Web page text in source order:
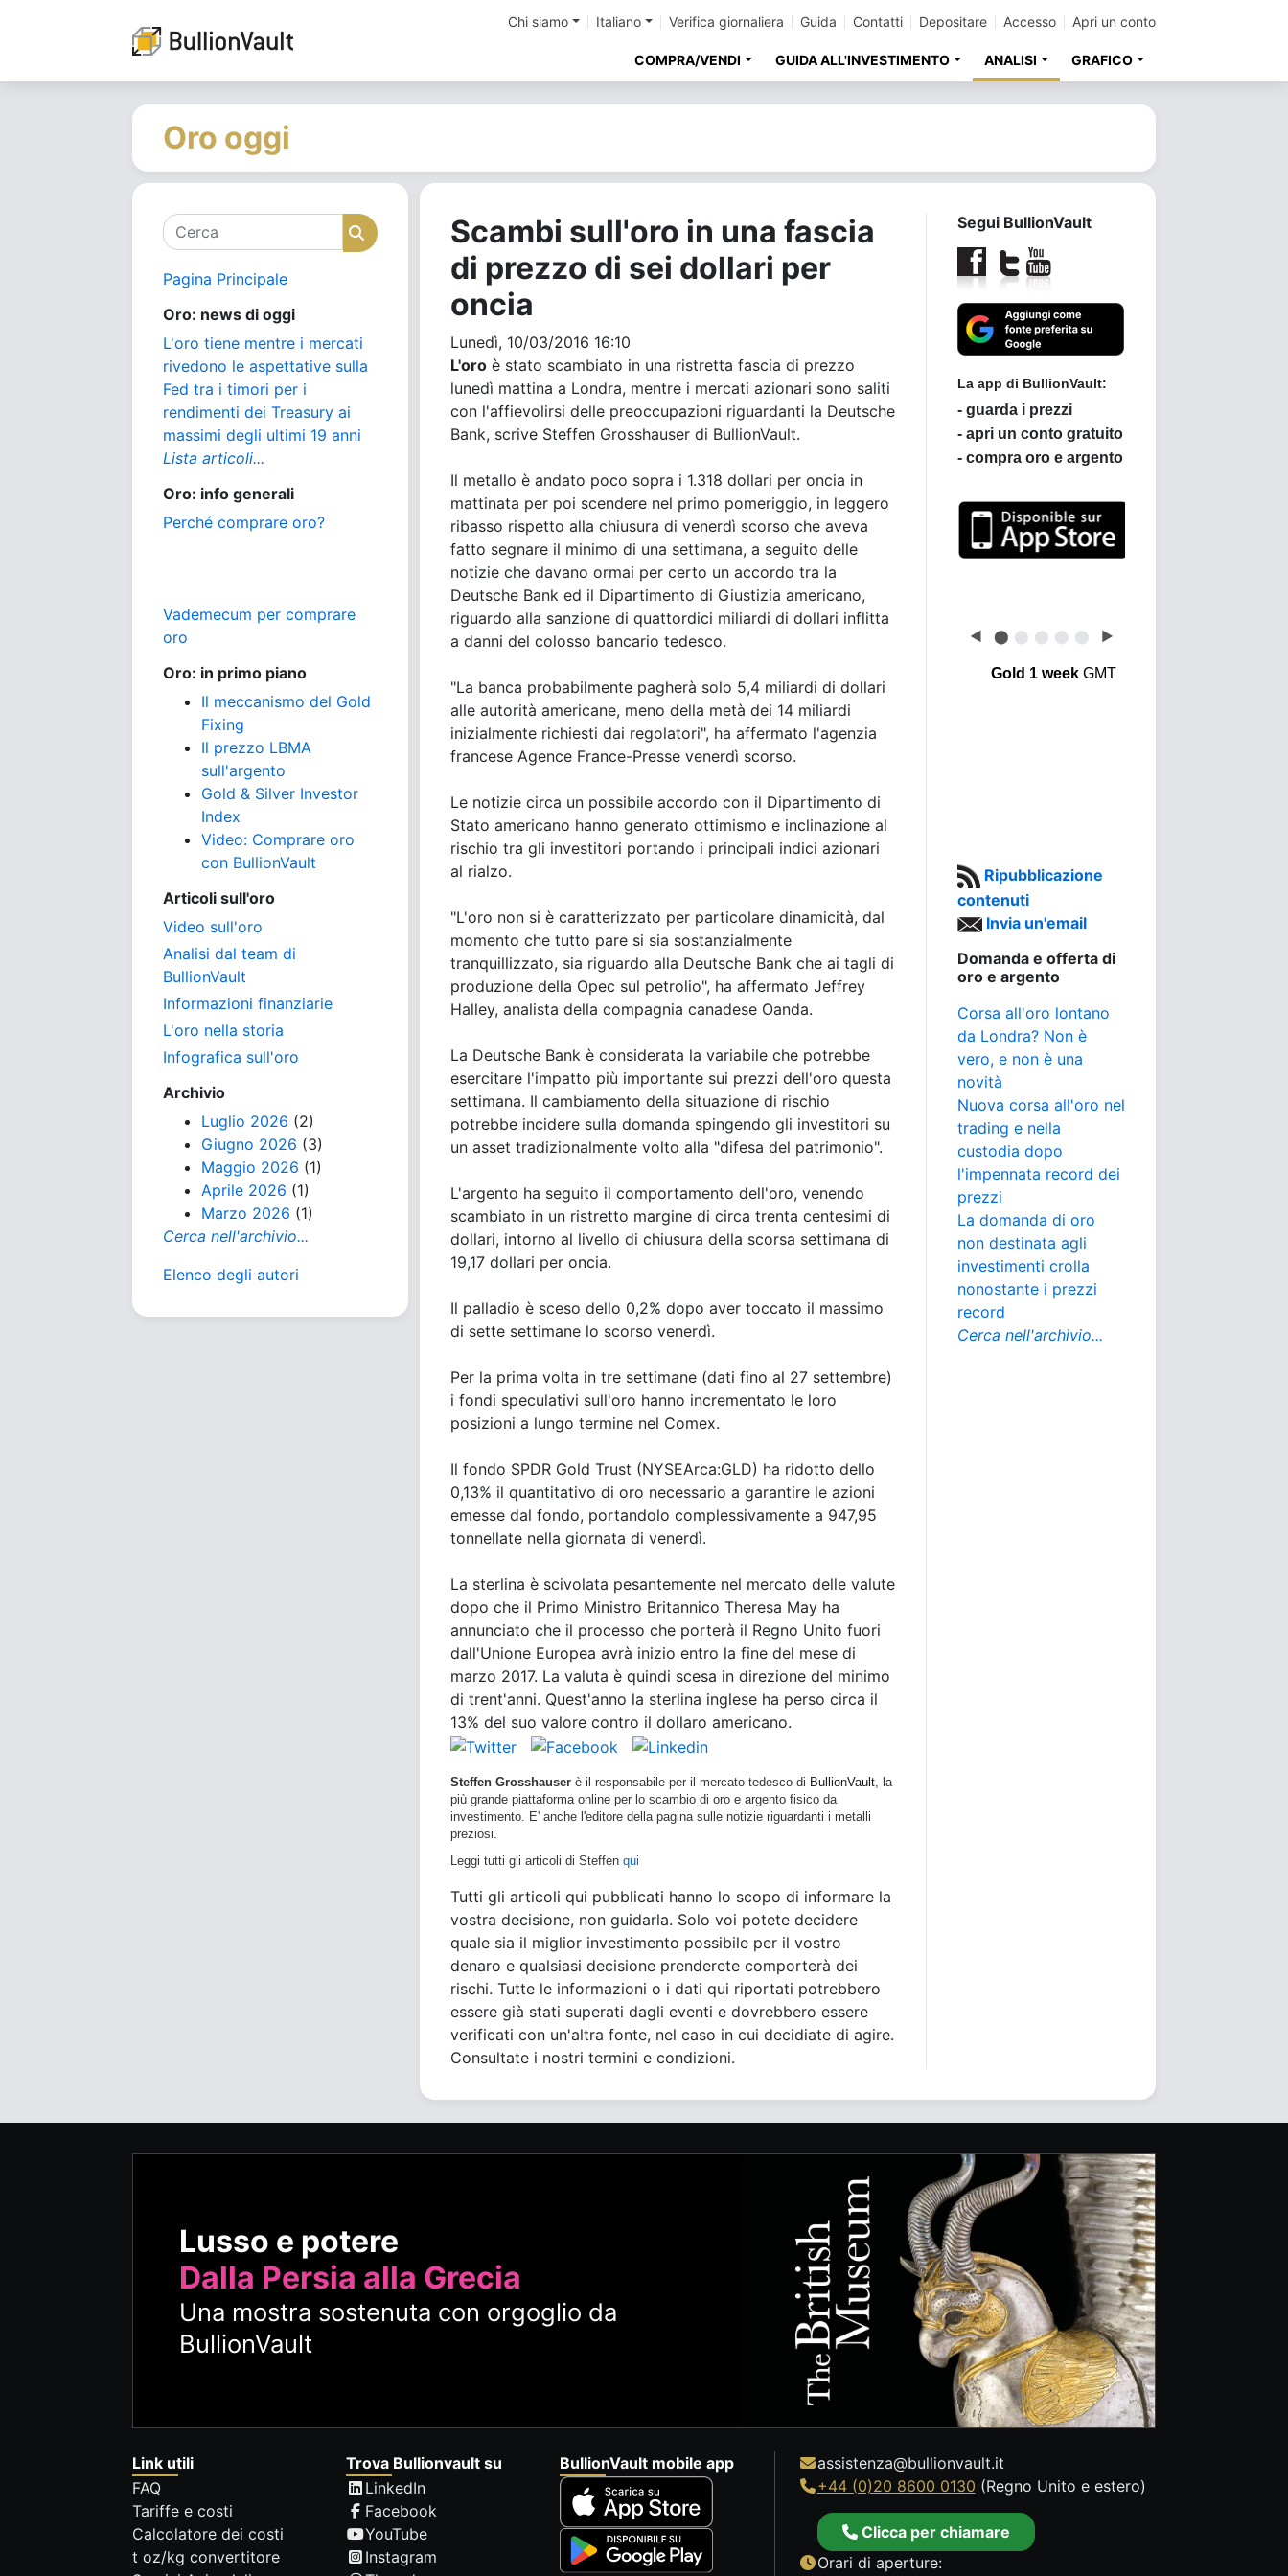
Chi siamo Italiano Verifica giornaliera Guida Contatti Depositare Accesso Apri un conto
COMPRA/VENDI GUIDA ALL'INVESTIMENTO ANALISI GRAFICO
Oro oggi
Cerca Cerca
Pagina Principale
Oro: news di oggi
L'oro tiene mentre i mercati
rivedono le aspettative sulla
Fed tra i timori per i
rendimenti dei Treasury ai
massimi degli ultimi 19 anni
Lista articoli...
Oro: info generali
Perché comprare oro?
Vademecum per comprare
oro
Oro: in primo piano
Il meccanismo del Gold
Fixing
Il prezzo LBMA
sull'argento
Gold & Silver Investor
Index
Video: Comprare oro
con BullionVault
Articoli sull'oro
Video sull'oro
Analisi dal team di
BullionVault
Informazioni finanziarie
L'oro nella storia
Infografica sull'oro
Archivio
Luglio 2026 (2)
Giugno 2026 (3)
Maggio 2026 (1)
Aprile 2026 (1)
Marzo 2026 (1)
Cerca nell'archivio...
Elenco degli autori
Scambi sull'oro in una fascia
di prezzo di sei dollari per
oncia
Lunedì, 10/03/2016 16:10
L'oro è stato scambiato in una ristretta fascia di prezzo
lunedì mattina a Londra, mentre i mercati azionari sono saliti
con l'affievolirsi delle preoccupazioni riguardanti la Deutsche
Bank, scrive Steffen Grosshauser di BullionVault.
Il metallo è andato poco sopra i 1.318 dollari per oncia in
mattinata per poi scendere nel primo pomeriggio, in leggero
ribasso rispetto alla chiusura di venerdì scorso che aveva
fatto segnare il minimo di una settimana, a seguito delle
notizie che davano ormai per certo un accordo tra la
Deutsche Bank ed il Dipartimento di Giustizia americano,
riguardo alla sanzione di quattordici miliardi di dollari inflitta
a danni del colosso bancario tedesco.
"La banca probabilmente pagherà solo 5,4 miliardi di dollari
alle autorità americane, meno della metà dei 14 miliardi
inizialmente richiesti dai regolatori", ha affermato l'agenzia
francese Agence France-Presse venerdì scorso.
Le notizie circa un possibile accordo con il Dipartimento di
Stato americano hanno generato ottimismo e inclinazione al
rischio tra gli investitori portando i principali indici azionari
al rialzo.
"L'oro non si è caratterizzato per particolare dinamicità, dal
momento che tutto pare si sia sostanzialmente
tranquillizzato, sia riguardo alla Deutsche Bank che ai tagli di
produzione della Opec sul petrolio", ha affermato Jeffrey
Halley, analista della compagnia canadese Oanda.
La Deutsche Bank è considerata la variabile che potrebbe
esercitare l'impatto più importante sui prezzi dell'oro questa
settimana. Il cambiamento della situazione di rischio
potrebbe incidere sulla domanda spingendo gli investitori su
un asset tradizionalmente volto alla "difesa del patrimonio".
L'argento ha seguito il comportamento dell'oro, venendo
scambiato in un ristretto margine di circa trenta centesimi di
dollari, intorno al livello di chiusura della scorsa settimana di
19,17 dollari per oncia.
Il palladio è sceso dello 0,2% dopo aver toccato il massimo
di sette settimane lo scorso venerdì.
Per la prima volta in tre settimane (dati fino al 27 settembre)
i fondi speculativi sull'oro hanno incrementato le loro
posizioni a lungo termine nel Comex.
Il fondo SPDR Gold Trust (NYSEArca:GLD) ha ridotto dello
0,13% il quantitativo di oro necessario a garantire le azioni
emesse dal fondo, portandolo complessivamente a 947,95
tonnellate nella giornata di venerdì.
La sterlina è scivolata pesantemente nel mercato delle valute
dopo che il Primo Ministro Britannico Theresa May ha
annunciato che il processo che porterà il Regno Unito fuori
dall'Unione Europea avrà inizio entro la fine del mese di
marzo 2017. La valuta è quindi scesa in direzione del minimo
di trent'anni. Quest'anno la sterlina inglese ha perso circa il
13% del suo valore contro il dollaro americano.
Steffen Grosshauser è il responsabile per il mercato tedesco di BullionVault , la
più grande piattaforma online per lo scambio di oro e argento fisico da
investimento. E' anche l'editore della pagina sulle notizie riguardanti i metalli
preziosi.
Leggi tutti gli articoli di Steffen qui
Tutti gli articoli qui pubblicati hanno lo scopo di informare la
vostra decisione, non guidarla. Solo voi potete decidere
quale sia il miglior investimento possibile per il vostro
denaro e qualsiasi decisione prenderete comporterà dei
rischi. Tutte le informazioni o i dati qui riportati potrebbero
essere già stati superati dagli eventi e dovrebbero essere
verificati con un'altra fonte, nel caso in cui decidiate di agire.
Consultate i nostri termini e condizioni.
Segui BullionVault
Leggi le opinioni dei
clienti di BullionVault
◀ ⬤ ⬤ ⬤ ⬤ ⬤ ▶
Gold 1 weekGMT
Ripubblicazione
contenuti
Invia un'email
Domanda e offerta di
oro e argento
Corsa all'oro lontano
da Londra? Non è
vero, e non è una
novità
Nuova corsa all'oro nel
trading e nella
custodia dopo
l'impennata record dei
prezzi
La domanda di oro
non destinata agli
investimenti crolla
nonostante i prezzi
record
Cerca nell'archivio...
Lusso e potere
Dalla Persia alla Grecia
Una mostra sostenuta con orgoglio da
BullionVault
Link utili
FAQ
Tariffe e costi
Calcolatore dei costi
t oz/kg convertitore
Trova Bullionvault su
LinkedIn
Facebook
YouTube
Instagram
BullionVault mobile app
assistenza@bullionvault.it
+44 (0)20 8600 0130 (Regno Unito e estero)
Clicca per chiamare
Orari di aperture: